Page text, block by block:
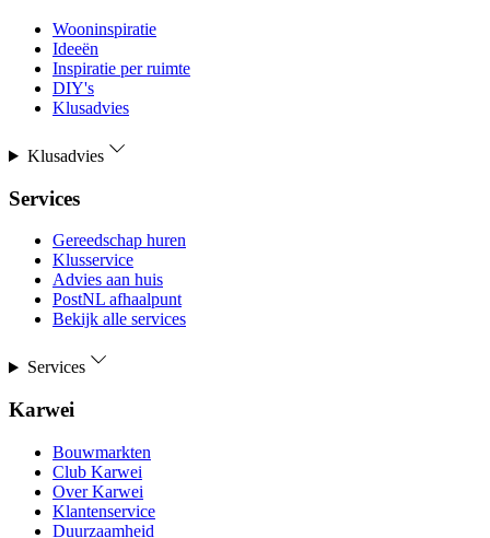
Wooninspiratie
Ideeën
Inspiratie per ruimte
DIY's
Klusadvies
Klusadvies
Services
Gereedschap huren
Klusservice
Advies aan huis
PostNL afhaalpunt
Bekijk alle services
Services
Karwei
Bouwmarkten
Club Karwei
Over Karwei
Klantenservice
Duurzaamheid